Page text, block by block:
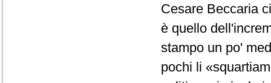
Cesare Beccaria
è quello
stampo un po'
pochi li